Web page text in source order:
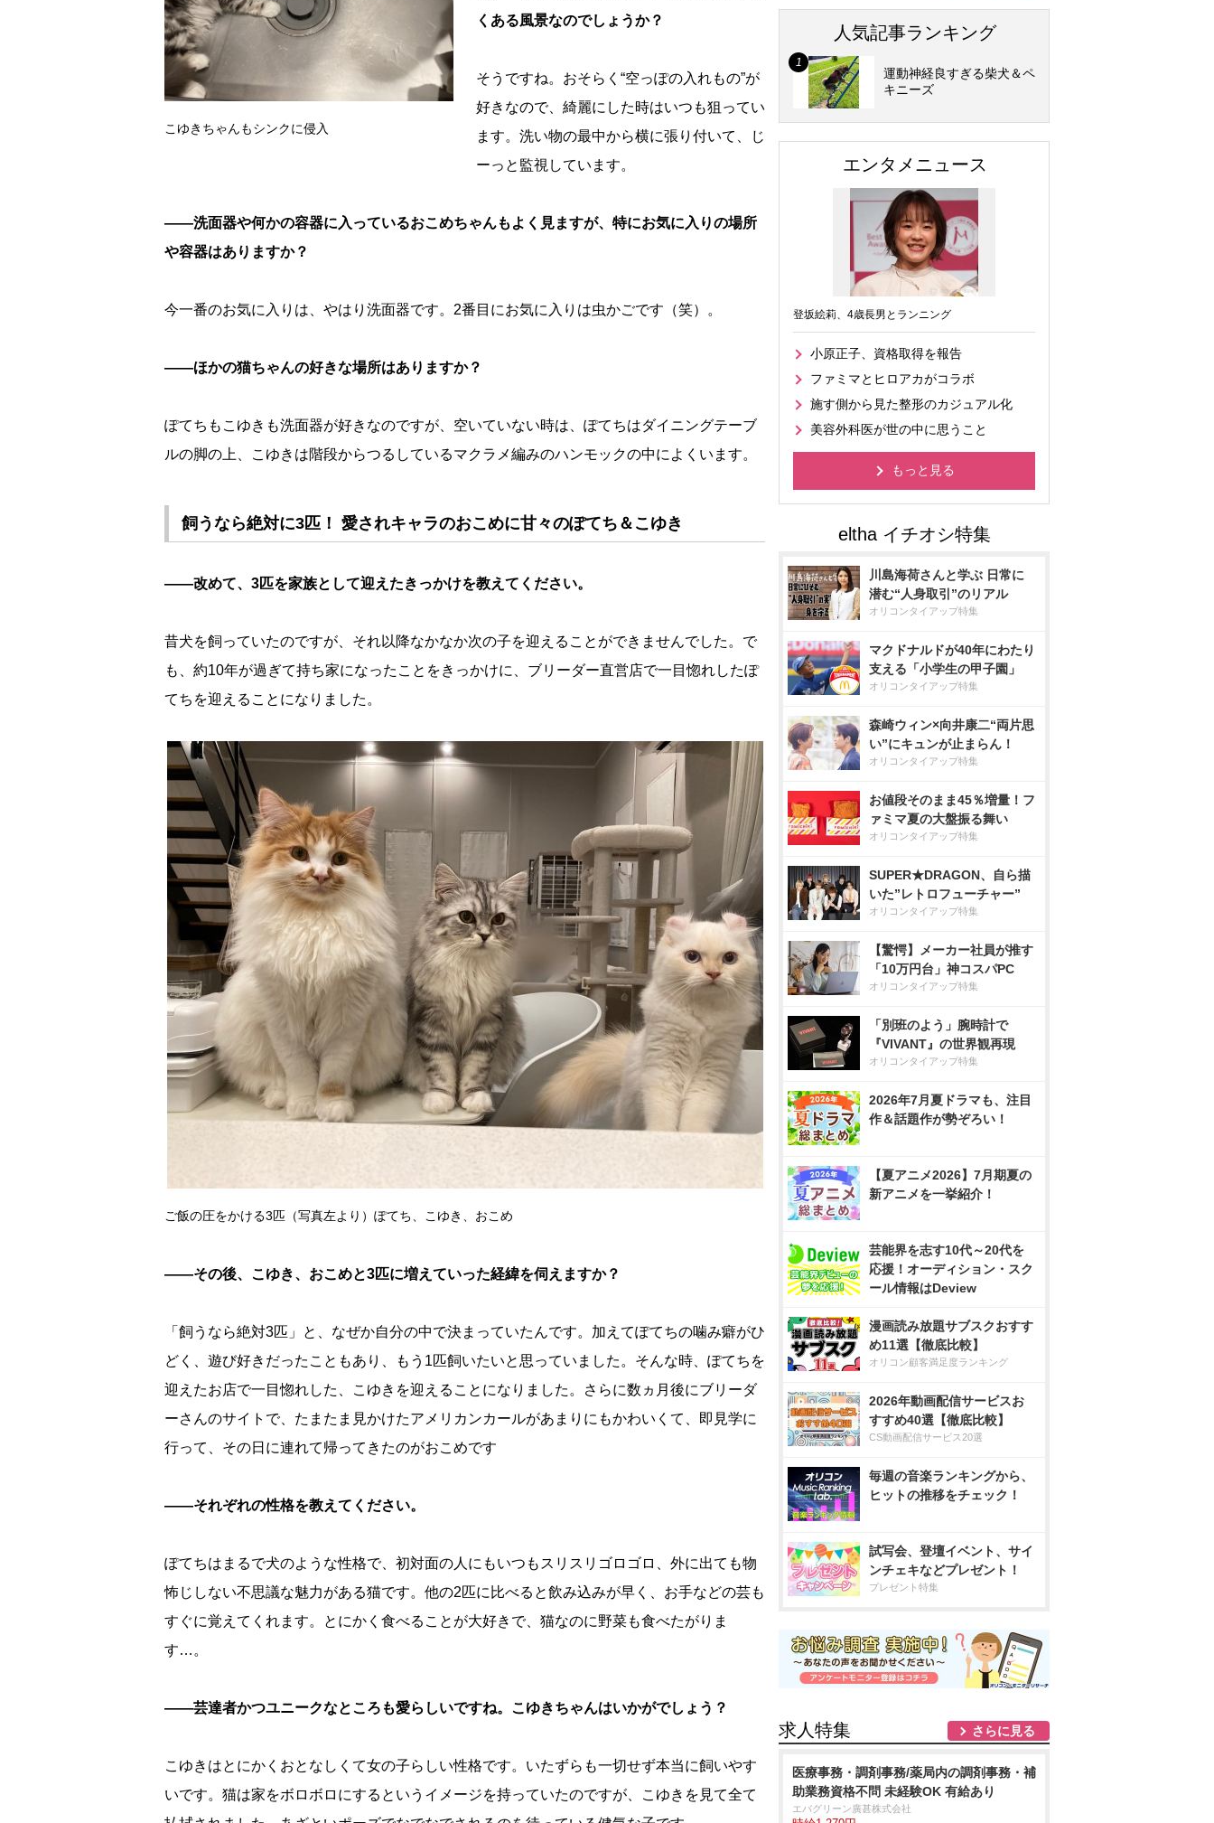
こゆきちゃんもシンクに侵入
くある風景なのでしょうか？
そうですね。おそらく“空っぽの入れもの”が
好きなので、綺麗にした時はいつも狙ってい
ます。洗い物の最中から横に張り付いて、じ
ーっと監視しています。
――洗面器や何かの容器に入っているおこめちゃんもよく見ますが、特にお気に入りの場所
容器はありますか？
今一番のお気に入りは、やはり洗面器です。2番目にお気に入りは虫かごです（笑）。
――ほかの猫ちゃんの好きな場所はありますか？
ぽてちもこゆきも洗面器が好きなのですが、空いていない時は、ぽてちはダイニングテーブ
ルの脚の上、こゆきは階段からつるしているマクラメ編みのハンモックの中によくいます。
飼うなら絶対に3匹！ 愛されキャラのおこめに甘々のぽてち＆こゆき
――改めて、3匹を家族として迎えたきっかけを教えてください。
昔犬を飼っていたのですが、それ以降なかなか次の子を迎えることができませんでした。で
も、約10年が過ぎて持ち家になったことをきっかけに、ブリーダー直営店で一目惚れしたぽ
てちを迎えることになりました。
ご飯の圧をかける3匹（写真左より）ぽてち、こゆき、おこめ
――その後、こゆき、おこめと3匹に増えていった経緯を伺えますか？
「飼うなら絶対3匹」と、なぜか自分の中で決まっていたんです。加えてぽてちの噛み癖がひ
どく、遊び好きだったこともあり、もう1匹飼いたいと思っていました。そんな時、ぽてちを
迎えたお店で一目惚れした、こゆきを迎えることになりました。さらに数ヵ月後にブリーダ
ーさんのサイトで、たまたま見かけたアメリカンカールがあまりにもかわいくて、即見学に
行って、その日に連れて帰ってきたのがおこめです
――それぞれの性格を教えてください。
ぽてちはまるで犬のような性格で、初対面の人にもいつもスリスリゴロゴロ、外に出ても物
怖じしない不思議な魅力がある猫です。他の2匹に比べると飲み込みが早く、お手などの芸も
すぐに覚えてくれます。とにかく食べることが大好きで、猫なのに野菜も食べたがりま
す…。
――芸達者かつユニークなところも愛らしいですね。こゆきちゃんはいかがでしょう？
こゆきはとにかくおとなしくて女の子らしい性格です。いたずらも一切せず本当に飼いやす
いです。猫は家をボロボロにするというイメージを持っていたのですが、こゆきを見て全て
人気記事ランキング
運動神経良すぎる柴犬＆ペ
キニーズ
エンタメニュース
登坂絵莉、4歳長男とランニング
小原正子、資格取得を報告
ファミマとヒロアカがコラボ
施す側から見た整形のカジュアル化
美容外科医が世の中に思うこと
もっと見る
川島海荷さんと学ぶ 日常に
潜む“人身取引”のリアル
オリコンタイアップ特集
マクドナルドが40年にわたり
支える「小学生の甲子園」
オリコンタイアップ特集
森崎ウィン×向井康二“両片思
い”にキュンが止まらん！
オリコンタイアップ特集
お値段そのまま45％増量！フ
ァミマ夏の大盤振る舞い
オリコンタイアップ特集
SUPER★DRAGON、自ら描
いた”レトロフューチャー”
オリコンタイアップ特集
【驚愕】メーカー社員が推す
「10万円台」神コスパPC
オリコンタイアップ特集
「別班のよう」腕時計で
『VIVANT』の世界観再現
オリコンタイアップ特集
2026年7月夏ドラマも、注目
作＆話題作が勢ぞろい！
【夏アニメ2026】7月期夏の
新アニメを一挙紹介！
芸能界を志す10代～20代を
応援！オーディション・スク
ール情報はDeview
漫画読み放題サブスクおすす
め11選【徹底比較】
オリコン顧客満足度ランキング
2026年動画配信サービスお
すすめ40選【徹底比較】
CS動画配信サービス20選
毎週の音楽ランキングから、
ヒットの推移をチェック！
試写会、登壇イベント、サイ
ンチェキなどプレゼント！
プレゼント特集
求人特集 さらに見る
医療事務・調剤事務/薬局内の調剤事務・補
助業務資格不問 未経験OK 有給あり
エバグリーン廣甚株式会社